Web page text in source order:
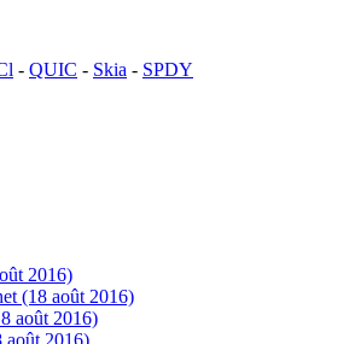
- QUIC - Skia - SPDY
2016)
(18 août 2016)
août 2016)
août 2016)